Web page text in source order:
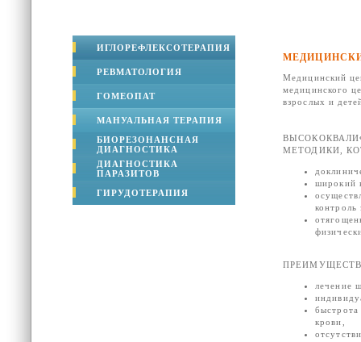
ИГЛОРЕФЛЕКСОТЕРАПИЯ
РЕВМАТОЛОГИЯ
ГОМЕОПАТ
МАНУАЛЬНАЯ ТЕРАПИЯ
БИОРЕЗОНАНСНАЯ
ДИАГНОСТИКА
ДИАГНОСТИКА
ПАРАЗИТОВ
ГИРУДОТЕРАПИЯ
Медицинский
медицинского
взрослых и
МЕТОДИКИ,
широкий
контроль
лечение
быстрота
крови,